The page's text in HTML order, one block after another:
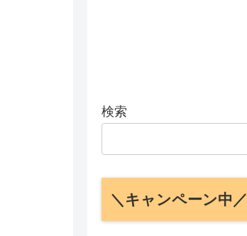
検索
＼キャンペーン中／